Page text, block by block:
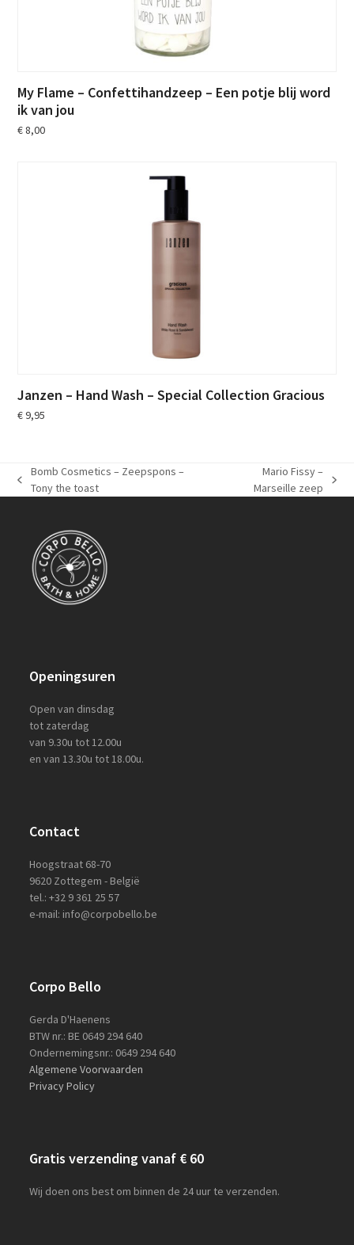
My Flame – Confettihandzeep – Een potje blij word
ik van jou
€8,00
Janzen – Hand Wash – Special Collection Gracious
€9,95
previous
Bomb Cosmetics – Zeepspons –
Tony the toast
Mario Fissy –
Marseille zeep
Openingsuren
Open van dinsdag
tot zaterdag
van 9.30u tot 12.00u
en van 13.30u tot 18.00u.
Contact
Hoogstraat 68-70
9620 Zottegem - België
tel.: +32 9 361 25 57
e-mail: info@corpobello.be
Corpo Bello
Gerda D'Haenens
BTW nr.: BE 0649 294 640
Ondernemingsnr.: 0649 294 640
Algemene Voorwaarden
Privacy Policy
Gratis verzending vanaf € 60
Wij doen ons best om binnen de 24 uur te verzenden.